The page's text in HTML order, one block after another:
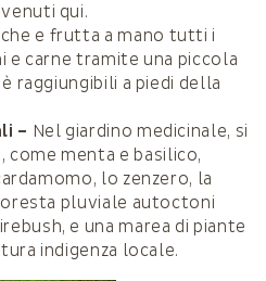
qui.
e frutta a mano tutti i
carne tramite una piccola
raggiungibili a piedi della
– Nel giardino medicinale, si
menta e basilico,
lo zenzero, la
pluviale autoctoni
e una marea di piante
indigenza locale.